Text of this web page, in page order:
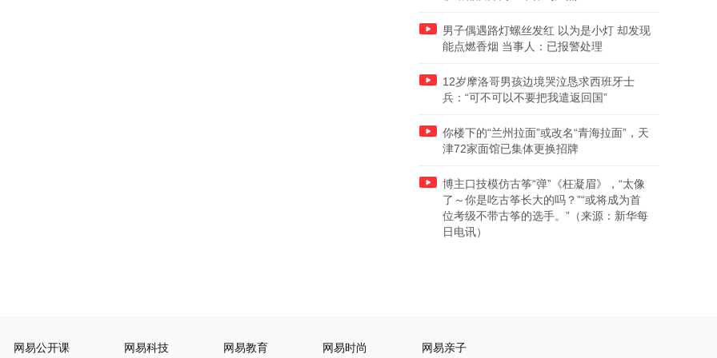
男子偶遇路灯螺丝发红 以为是小灯 却发现
能点燃香烟 当事人：已报警处理
12岁摩洛哥男孩边境哭泣恳求西班牙士
兵：“可不可以不要把我遣返回国”
你楼下的“兰州拉面”或改名“青海拉面”，天
津72家面馆已集体更换招牌
博主口技模仿古筝“弹”《枉凝眉》，“太像
了～你是吃古筝长大的吗？”“或将成为首
位考级不带古筝的选手。”（来源：新华每
日电讯）
网易公开课 网易科技 网易教育 网易时尚 网易亲子